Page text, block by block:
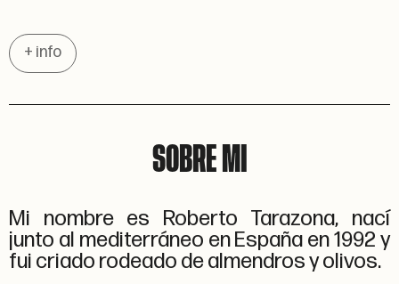
+ info
SOBRE MI
Mi nombre es Roberto Tarazona, nací
junto al mediterráneo en España en 1992 y
fui criado rodeado de almendros y olivos.